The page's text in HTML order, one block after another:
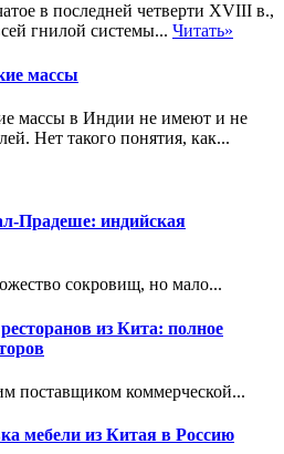
в последней четверти XVIII в.,
гнилой системы... Читать»
массы
массы в Индии не имеют и не
Нет такого понятия, как...
Прадеше: индийская
сокровищ, но мало...
из Кита: полное
поставщиком коммерческой...
мебели из Китая в Россию